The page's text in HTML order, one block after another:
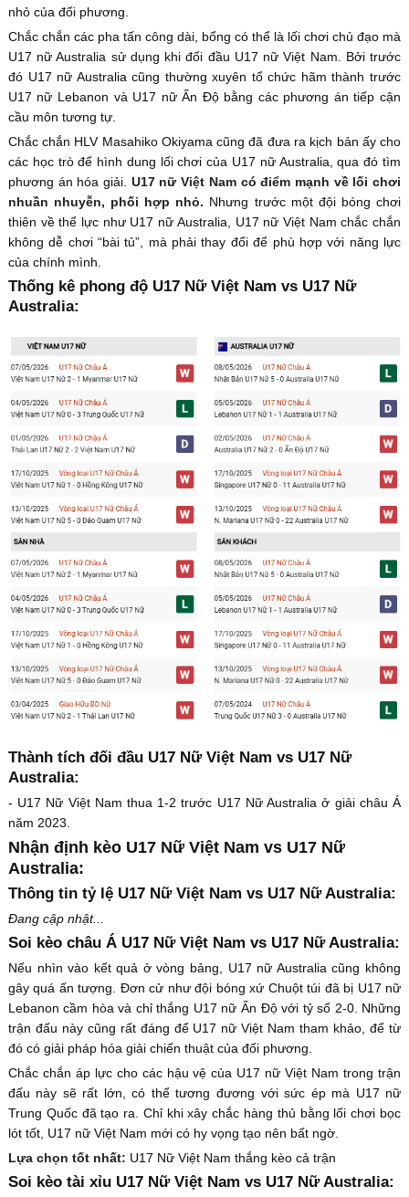
nhỏ của đối phương.
Chắc chắn các pha tấn công dài, bổng có thể là lối chơi chủ đạo mà
U17 nữ Australia sử dụng khi đối đầu U17 nữ Việt Nam. Bởi trước
đó U17 nữ Australia cũng thường xuyên tổ chức hãm thành trước
U17 nữ Lebanon và U17 nữ Ấn Độ bằng các phương án tiếp cận
cầu môn tương tự.
Chắc chắn HLV Masahiko Okiyama cũng đã đưa ra kịch bản ấy cho
các học trò để hình dung lối chơi của U17 nữ Australia, qua đó tìm
phương án hóa giải. U17 nữ Việt Nam có điểm mạnh về lối chơi
nhuần nhuyễn, phối hợp nhỏ. Nhưng trước một đội bóng chơi
thiên về thể lực như U17 nữ Australia, U17 nữ Việt Nam chắc chắn
không dễ chơi “bài tủ”, mà phải thay đổi để phù hợp với năng lực
của chính mình.
Thống kê phong độ U17 Nữ Việt Nam vs U17 Nữ
Australia:
Thành tích đối đầu U17 Nữ Việt Nam vs U17 Nữ
Australia:
- U17 Nữ Việt Nam thua 1-2 trước U17 Nữ Australia ở giải châu Á
năm 2023.
Nhận định kèo U17 Nữ Việt Nam vs U17 Nữ
Australia:
Thông tin tỷ lệ U17 Nữ Việt Nam vs U17 Nữ Australia:
Đang cập nhật...
Soi kèo châu Á U17 Nữ Việt Nam vs U17 Nữ Australia:
Nếu nhìn vào kết quả ở vòng bảng, U17 nữ Australia cũng không
gây quá ấn tượng. Đơn cử như đội bóng xứ Chuột túi đã bị U17 nữ
Lebanon cầm hòa và chỉ thắng U17 nữ Ấn Độ với tỷ số 2-0. Những
trận đấu này cũng rất đáng để U17 nữ Việt Nam tham khảo, để từ
đó có giải pháp hóa giải chiến thuật của đối phương.
Chắc chắn áp lực cho các hậu vệ của U17 nữ Việt Nam trong trận
đấu này sẽ rất lớn, có thể tương đương với sức ép mà U17 nữ
Trung Quốc đã tạo ra. Chỉ khi xây chắc hàng thủ bằng lối chơi bọc
lót tốt, U17 nữ Việt Nam mới có hy vọng tạo nên bất ngờ.
Lựa chọn tốt nhất: U17 Nữ Việt Nam thắng kèo cả trận
Soi kèo tài xỉu U17 Nữ Việt Nam vs U17 Nữ Australia: